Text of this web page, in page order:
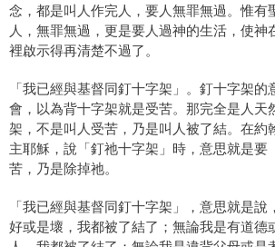
念，都是叫人作完人，要人無罪無過。惟
人，無罪無過，更是要人過神的生活，使
裡啟示得再清楚不過了。
「我已經與基督同釘十字架」。釘十字架
會，以為背十字架就是受苦。那完全是人
架，不是叫人受苦，乃是叫人被了結。在
主耶穌，說「釘祂十字架」時，意思就是
苦，乃是除掉祂。
「我已經與基督同釘十字架」，意思就是
好或是壞，我都被了結了；無論我是有道